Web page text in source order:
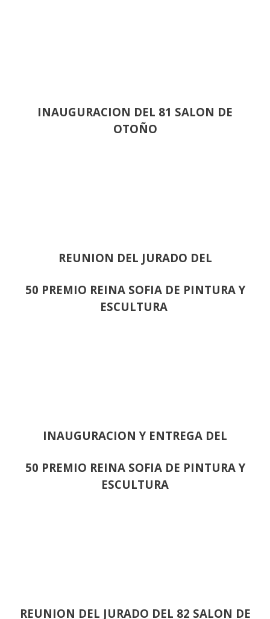
INAUGURACION DEL 81 SALON DE
OTOÑO
REUNION DEL JURADO DEL
50 PREMIO REINA SOFIA DE PINTURA Y
ESCULTURA
INAUGURACION Y ENTREGA DEL
50 PREMIO REINA SOFIA DE PINTURA Y
ESCULTURA
REUNION DEL JURADO DEL 82 SALON DE